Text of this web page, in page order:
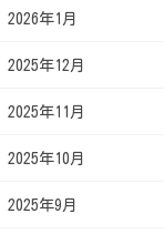
2026年1月
2025年12月
2025年11月
2025年10月
2025年9月